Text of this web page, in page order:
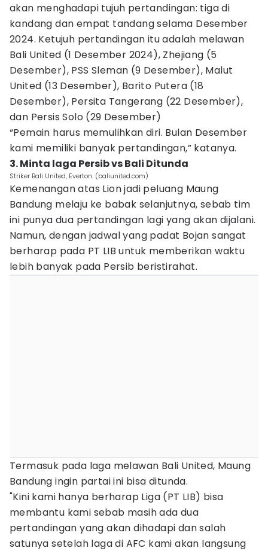
akan menghadapi tujuh pertandingan: tiga di
kandang dan empat tandang selama Desember
2024. Ketujuh pertandingan itu adalah melawan
Bali United (1 Desember 2024), Zhejiang (5
Desember), PSS Sleman (9 Desember), Malut
United (13 Desember), Barito Putera (18
Desember), Persita Tangerang (22 Desember),
dan Persis Solo (29 Desember)
“Pemain harus memulihkan diri. Bulan Desember
kami memiliki banyak pertandingan,” katanya.
3. Minta laga Persib vs Bali Ditunda
Striker Bali United, Everton. (baliunited.com)
Kemenangan atas Lion jadi peluang Maung
Bandung melaju ke babak selanjutnya, sebab tim
ini punya dua pertandingan lagi yang akan dijalani.
Namun, dengan jadwal yang padat Bojan sangat
berharap pada PT LIB untuk memberikan waktu
lebih banyak pada Persib beristirahat.
Termasuk pada laga melawan Bali United, Maung
Bandung ingin partai ini bisa ditunda.
"Kini kami hanya berharap Liga (PT LIB) bisa
membantu kami sebab masih ada dua
pertandingan yang akan dihadapi dan salah
satunya setelah laga di AFC kami akan langsung